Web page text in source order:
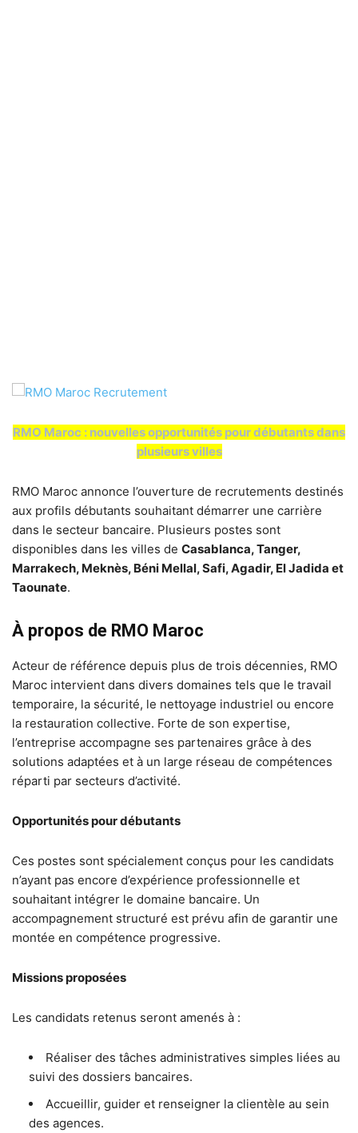
RMO Maroc : nouvelles opportunités pour débutants dans
plusieurs villes
RMO Maroc annonce l’ouverture de recrutements destinés
aux profils débutants souhaitant démarrer une carrière
dans le secteur bancaire. Plusieurs postes sont
disponibles dans les villes de Casablanca, Tanger,
Marrakech, Meknès, Béni Mellal, Safi, Agadir, El Jadida et
Taounate.
À propos de RMO Maroc
Acteur de référence depuis plus de trois décennies, RMO
Maroc intervient dans divers domaines tels que le travail
temporaire, la sécurité, le nettoyage industriel ou encore
la restauration collective. Forte de son expertise,
l’entreprise accompagne ses partenaires grâce à des
solutions adaptées et à un large réseau de compétences
réparti par secteurs d’activité.
Opportunités pour débutants
Ces postes sont spécialement conçus pour les candidats
n’ayant pas encore d’expérience professionnelle et
souhaitant intégrer le domaine bancaire. Un
accompagnement structuré est prévu afin de garantir une
montée en compétence progressive.
Missions proposées
Les candidats retenus seront amenés à :
Réaliser des tâches administratives simples liées au
suivi des dossiers bancaires.
Accueillir, guider et renseigner la clientèle au sein
des agences.